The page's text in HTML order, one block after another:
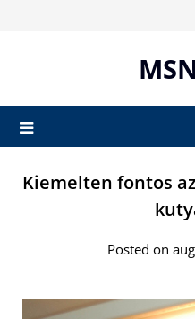
Kiemelten fontos
Posted on